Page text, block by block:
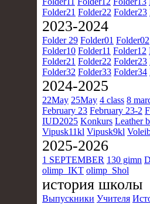
Folder21 Folder22 Folder23
2023-2024
Folder 29 Folder01 Folder02
Folder10 Folder11 Folder12
Folder21 Folder22 Folder23
Folder32 Folder33 Folder34
2024-2025
22May 25May 4 class 8
February 23 February 23-2
IUD2025 Konkurs Leather
Vipusk11kl Vipusk9kl
2025-2026
1 SEPTEMBER 130 gimn
olimp_IKT olimp_Shol
история школы
Выпускники Учителя